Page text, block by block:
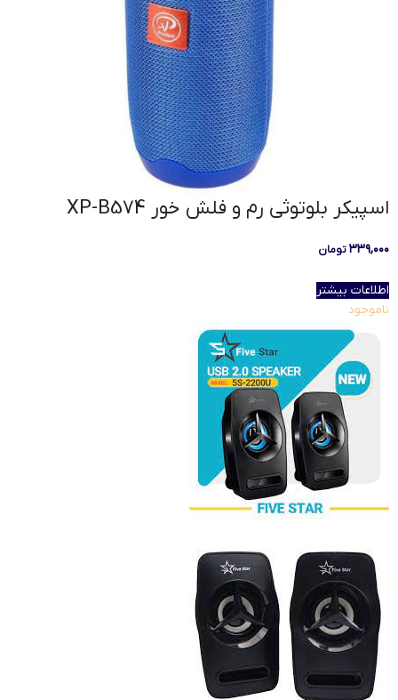
اسپیکر بلوتوثی رم و فلش خور XP-B574
۳۳۹,۰۰۰تومان
اطلاعات بیشتر
ناموجود